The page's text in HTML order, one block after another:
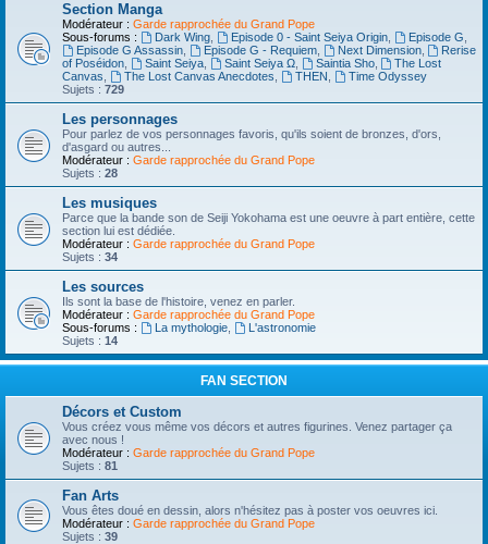
Section Manga
Modérateur : Garde rapprochée du Grand Pope
Sous-forums :
Dark Wing, Episode 0 - Saint Seiya Origin, Episode G
Episode G Assassin, Episode G - Requiem, Next Dimension,
Rerise
of Poséidon
Saint Seiya, Saint Seiya Ω, Saintia Sho,
The Lost
Canvas
The Lost Canvas Anecdotes THEN
Time Odyssey
Sujets : 729
Les personnages
Pour parlez de vos personnages favoris, qu'ils soient de bronzes, d'ors,
d'asgard ou autres...
Modérateur : Garde rapprochée du Grand Pope
Sujets : 28
Les musiques
Parce que la bande son de Seiji Yokohama est une oeuvre à part entière, cette
section lui est dédiée.
Modérateur : Garde rapprochée du Grand Pope
Sujets : 34
Les sources
Ils sont la base de l'histoire, venez en parler.
Modérateur : Garde rapprochée du Grand Pope
Sous-forums :
La mythologie,
L'astronomie
Sujets : 14
FAN SECTION
Décors et Custom
Vous créez vous même vos décors et autres figurines. Venez partager ça
avec nous !
Modérateur : Garde rapprochée du Grand Pope
Sujets : 81
Fan Arts
Vous êtes doué en dessin, alors n'hésitez pas à poster vos oeuvres ici.
Modérateur : Garde rapprochée du Grand Pope
Sujets : 39